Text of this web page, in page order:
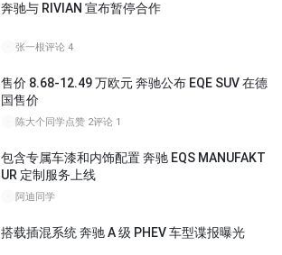
奔驰与 RIVIAN 宣布暂停合作
张一根评论 4
售价 8.68-12.49 万欧元 奔驰公布 EQE SUV 在德
国售价
陈大个同学点赞 2评论 1
包含专属车漆和内饰配置 奔驰 EQS MANUFAKT
UR 定制服务上线
阿迪同学
搭载插混系统 奔驰 A 级 PHEV 车型谍报曝光